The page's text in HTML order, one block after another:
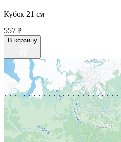
Кубок 21 см
557 Р
В корзину